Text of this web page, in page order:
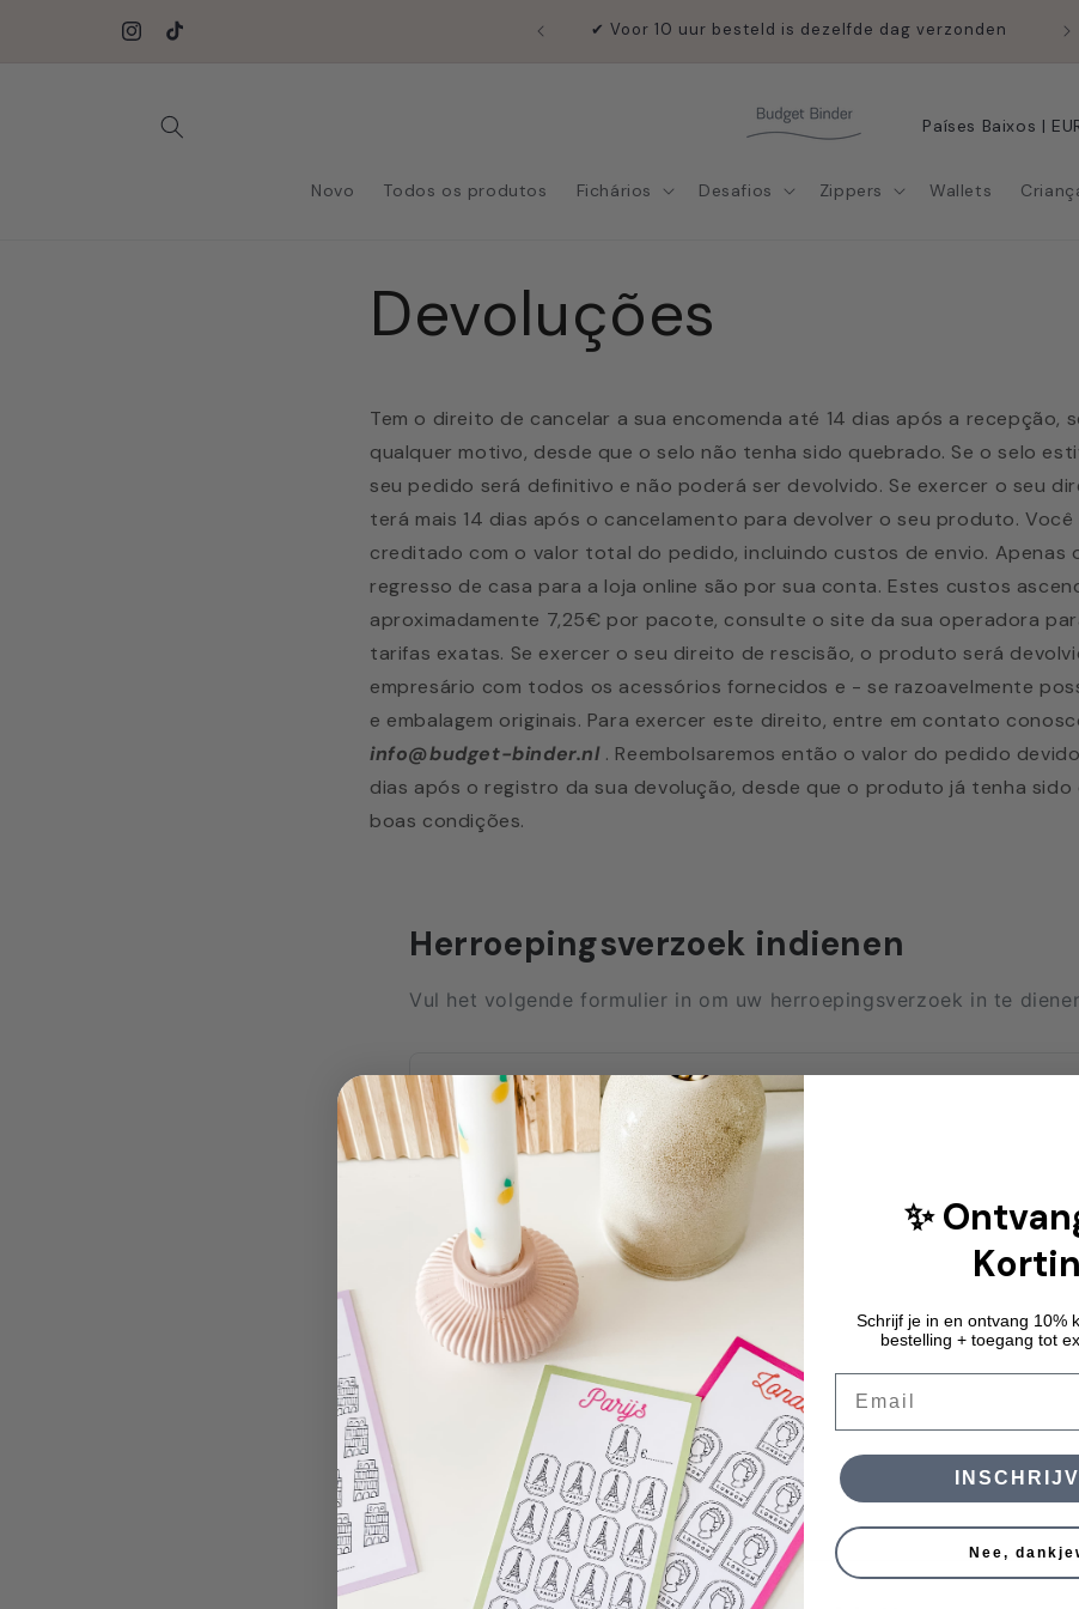
Instagram
TikTok
✔ Frete grátis a partir de 35€ ✔ Pedido antes das 10h,
envio no mesmo dia ✔ Pague depois com Klarna
✔ Voor 10 uur besteld is dezelfde dag verzonden
Novo Todos os produtos Fichários Desafios Zippers Wallets
P
i
ã
o
Devoluções
Tem o direito de cancelar a sua encomenda até 14 dias após a recepção,
qualquer motivo, desde que o selo não tenha sido quebrado. Se o selo
seu pedido será definitivo e não poderá ser devolvido. Se exercer o seu
terá mais 14 dias após o cancelamento para devolver o seu produto.
creditado com o valor total do pedido, incluindo custos de envio. Apenas
regresso de casa para a loja online são por sua conta. Estes custos
aproximadamente 7,25€ por pacote, consulte o site da sua operadora
tarifas exatas. Se exercer o seu direito de rescisão, o produto será
empresário com todos os acessórios fornecidos e - se razoavelmente
e embalagem originais. Para exercer este direito, entre em contato
info@budget-binder.nl. Reembolsaremos então o valor do pedido
dias após o registro da sua devolução, desde que o produto já tenha sido
boas condições.
Herroepingsverzoek indienen
Vul het volgende formulier in om uw herroepingsverzoek in te
✨
Schrijf je in en ontvang 10%
bestelling + toegang tot
Nee,